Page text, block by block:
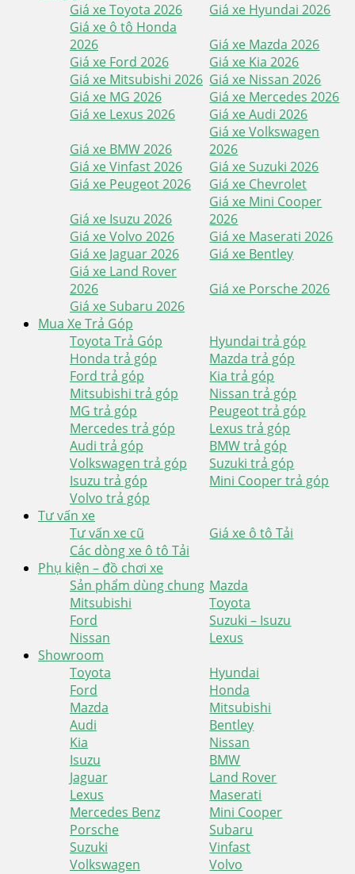
Giá xe Toyota 2026
Giá xe Hyundai 2026
Giá xe ô tô Honda
2026
Giá xe Mazda 2026
Giá xe Ford 2026
Giá xe Kia 2026
Giá xe Mitsubishi 2026 Giá xe Nissan 2026
Giá xe MG 2026
Giá xe Mercedes 2026
Giá xe Lexus 2026
Giá xe Audi 2026
Giá xe BMW 2026
Giá xe Volkswagen
2026
Giá xe Vinfast 2026
Giá xe Suzuki 2026
Giá xe Peugeot 2026
Giá xe Chevrolet
Giá xe Isuzu 2026
Giá xe Mini Cooper
2026
Giá xe Volvo 2026
Giá xe Maserati 2026
Giá xe Jaguar 2026
Giá xe Bentley
Giá xe Land Rover
2026
Giá xe Porsche 2026
Giá xe Subaru 2026
Mua Xe Trả Góp
Toyota Trả Góp
Hyundai trả góp
Honda trả góp
Mazda trả góp
Ford trả góp
Kia trả góp
Mitsubishi trả góp
Nissan trả góp
MG trả góp
Peugeot trả góp
Mercedes trả góp
Lexus trả góp
Audi trả góp
BMW trả góp
Volkswagen trả góp
Suzuki trả góp
Isuzu trả góp
Mini Cooper trả góp
Volvo trả góp
Tư vấn xe
Tư vấn xe cũ
Giá xe ô tô Tải
Các dòng xe ô tô Tải
Phụ kiện – đồ chơi xe
Sản phẩm dùng chung Mazda
Mitsubishi
Toyota
Ford
Suzuki – Isuzu
Nissan
Lexus
Showroom
Toyota
Hyundai
Ford
Honda
Mazda
Mitsubishi
Audi
Bentley
Kia
Nissan
Isuzu
BMW
Jaguar
Land Rover
Lexus
Maserati
Mercedes Benz
Mini Cooper
Porsche
Subaru
Suzuki
Vinfast
Volkswagen
Volvo